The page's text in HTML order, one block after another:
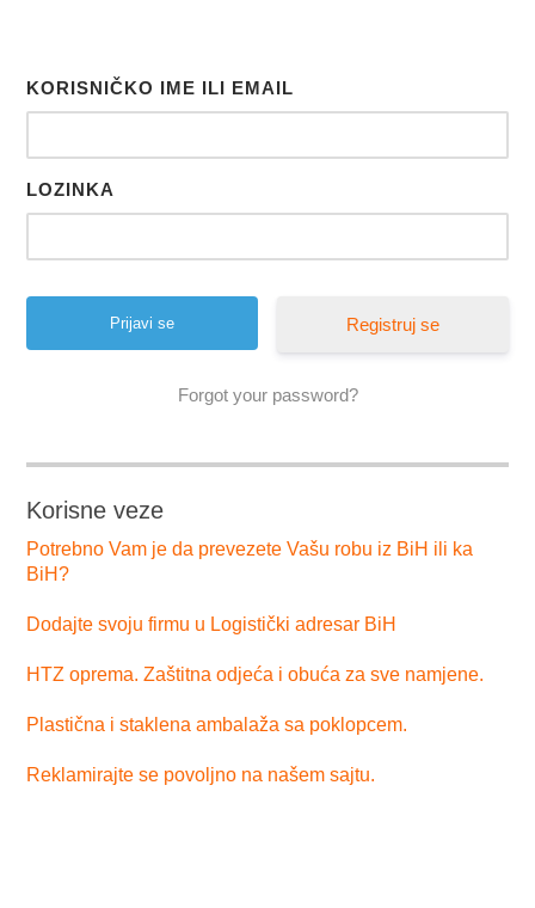
KORISNIČKO IME ILI EMAIL
LOZINKA
Registruj se
Forgot your password?
Korisne veze
Potrebno Vam je da prevezete Vašu robu iz BiH ili ka
BiH?
Dodajte svoju firmu u Logistički adresar BiH
HTZ oprema. Zaštitna odjeća i obuća za sve namjene.
Plastična i staklena ambalaža sa poklopcem.
Reklamirajte se povoljno na našem sajtu.